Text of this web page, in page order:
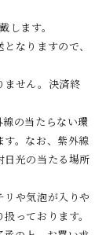
します。
なりますので、
ません。決済終
の当たらない環
。なお、紫外線
日光の当たる場所
リや気泡が入りや
っております。